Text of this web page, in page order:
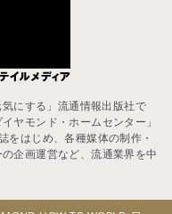
にする」流通情報出版社で
ヤモンド・ホームセンター」
をはじめ、各種媒体の制作・
企画運営など、流通業界を中